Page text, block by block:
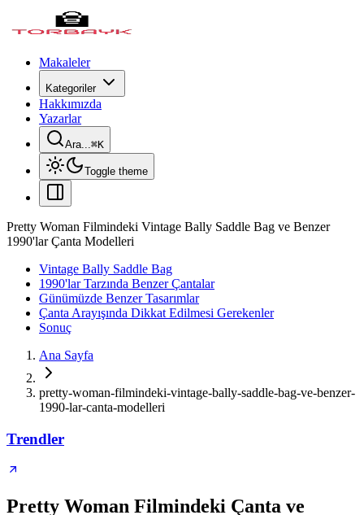
Makaleler
Kategoriler
Hakkımızda
Yazarlar
Ara...⌘K
Toggle theme
Pretty Woman Filmindeki Vintage Bally Saddle Bag ve Benzer
1990'lar Çanta Modelleri
Vintage Bally Saddle Bag
1990'lar Tarzında Benzer Çantalar
Günümüzde Benzer Tasarımlar
Çanta Arayışında Dikkat Edilmesi Gerekenler
Sonuç
Ana Sayfa
pretty-woman-filmindeki-vintage-bally-saddle-bag-ve-benzer-
1990-lar-canta-modelleri
Trendler
Pretty Woman Filmindeki Çanta ve